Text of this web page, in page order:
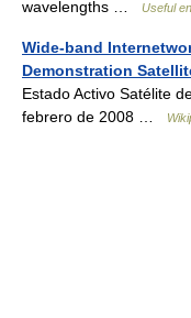
wavelengths …
Useful
Wide-band
Demonstration
Estado Activo Satélite
febrero de 2008 …